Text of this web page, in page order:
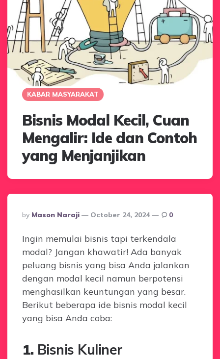
KABAR MASYARAKAT
Bisnis Modal Kecil, Cuan
Mengalir: Ide dan Contoh
yang Menjanjikan
Posted
By
By Mason Naraji October 24, 2024 0
Ingin memulai bisnis tapi terkendala
modal? Jangan khawatir! Ada banyak
peluang bisnis yang bisa Anda jalankan
dengan modal kecil namun berpotensi
menghasilkan keuntungan yang besar.
Berikut beberapa ide bisnis modal kecil
yang bisa Anda coba:
1. Bisnis Kuliner